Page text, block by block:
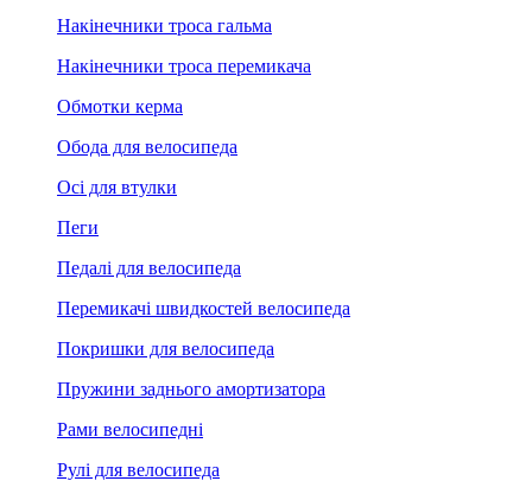
Накінечники троса гальма
Накінечники троса перемикача
Обмотки керма
Обода для велосипеда
Осі для втулки
Пеги
Педалі для велосипеда
Перемикачі швидкостей велосипеда
Покришки для велосипеда
Пружини заднього амортизатора
Рами велосипедні
Рулі для велосипеда